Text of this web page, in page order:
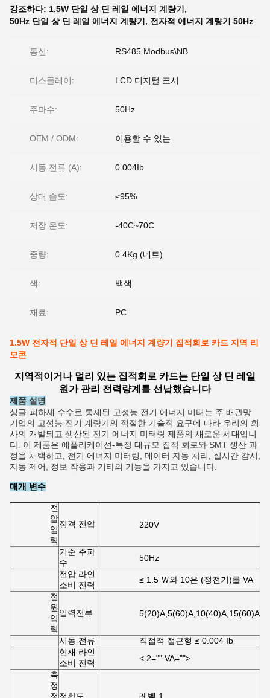
강조하다: 1.5W 단일 상 딘 레일 에너지 계량기 ,
50Hz 단일 상 딘 레일 에너지 계량기 , 전자적 에너지 계량기 50Hz
통신: RS485 Modbus\NB
디스플레이: LCD 디지털 표시
주파수: 50Hz
OEM / ODM: 이용할 수 있는
시동 전류 (A): 0.004Ib
상대 습도: ≤95%
저장 온도: -40C~70C
중량: 0.4Kg (네트)
색: 백색
재료: PC
1.5W 전자적 단일 상 딘 레일 에너지 계량기 집적회로 카드 지역 리
모콘
지역적이거나 멀리 있는 집적회로 카드는 단일 상 딘 레일
원가 관리 전력량계를 선납했습니다
제품 설명
싱글-피하세 수수료 통제된 고성능 전기 에너지 미터는 주 배관망
기업의 고성능 전기 계량기의 적절한 기술적 요구에 따라 우리의 회
사의 개발되고 생산된 전기 에너지 미터링 제품의 새로운 세대입니
다. 이 제품은 애플리케이션-특정 대규모 집적 회로와 SMT 생산 과
정을 채택하고, 전기 에너지 미터링, 데이터 자동 처리, 실시간 감시,
자동 제어, 정보 작용과 기타의 기능을 가지고 있습니다.
매개 변수
전
압
입
력
정격 전압 220V
기준 주파
수
50Hz
전압 라인
소비 전력
≤ 1.5 Ｗ와 10은 (정전기)를 VA
전
원
입
력
입력전류 5(20)A,5(60)A,10(40)A,15(60)A
시동 전류
직접적 접근형 ≤ 0.004 Ib
현재 라인
소비 전력
< 2="" VA="">
측
정